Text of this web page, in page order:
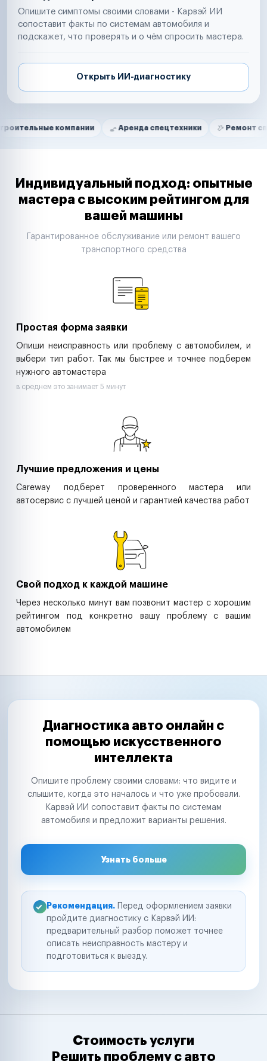
Опишите симптомы своими словами - Карвэй ИИ
сопоставит факты по системам автомобиля и
подскажет, что проверять и о чём спросить мастера.
Открыть ИИ-диагностику
Нам доверяют
компании Аренда спецтехники Ремонт спецтехники
Маркетплейсы
Таксопарки
Автодилеры
Строительные компании
Аренда спецтехники
Индивидуальный подход: опытные
мастера с высоким рейтингом для
вашей машины
Гарантированное обслуживание или ремонт вашего
транспортного средства
Простая форма заявки
Опиши неисправность или проблему с автомобилем, и
выбери тип работ. Так мы быстрее и точнее подберем
нужного автомастера
в среднем это занимает 5 минут
Лучшие предложения и цены
Careway подберет проверенного мастера или
автосервис с лучшей ценой и гарантией качества работ
Свой подход к каждой машине
Через несколько минут вам позвонит мастер с хорошим
рейтингом под конкретно вашу проблему с вашим
автомобилем
Диагностика авто онлайн с
помощью искусственного
интеллекта
Опишите проблему своими словами: что видите и
слышите, когда это началось и что уже пробовали.
Карвэй ИИ сопоставит факты по системам
автомобиля и предложит варианты решения.
Узнать больше
Рекомендация. Перед оформлением заявки
пройдите диагностику с Карвэй ИИ:
предварительный разбор поможет точнее
описать неисправность мастеру и
подготовиться к выезду.
Стоимость услуги
Решить проблему с авто